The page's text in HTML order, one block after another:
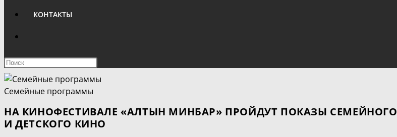
КОНТАКТЫ
ПОИСК
ПО
САЙТУ
Нажмите
Escape,
закрыть
панель
Семейные программы
НА КИНОФЕСТИВАЛЕ «АЛТЫН МИНБАР» ПРОЙДУТ ПОКАЗЫ СЕМЕЙНОГО
И ДЕТСКОГО КИНО